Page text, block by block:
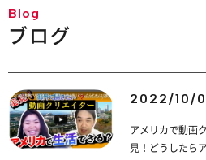
Blog
ブログ
2022/10/
アメリカで動画
見！どうしたら